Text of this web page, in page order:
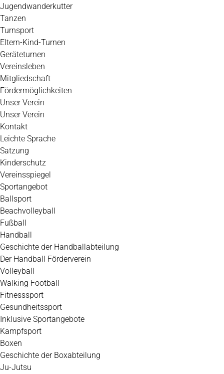
Jugendwanderkutter
Tanzen
Turnsport
Eltern-Kind-Turnen
Geräteturnen
Vereinsleben
Mitgliedschaft
Fördermöglichkeiten
Unser Verein
Unser Verein
Kontakt
Leichte Sprache
Satzung
Kinderschutz
Vereinsspiegel
Sportangebot
Ballsport
Beachvolleyball
Fußball
Handball
Geschichte der Handballabteilung
Der Handball Förderverein
Volleyball
Walking Football
Fitnesssport
Gesundheitssport
Inklusive Sportangebote
Kampfsport
Boxen
Geschichte der Boxabteilung
Ju-Jutsu